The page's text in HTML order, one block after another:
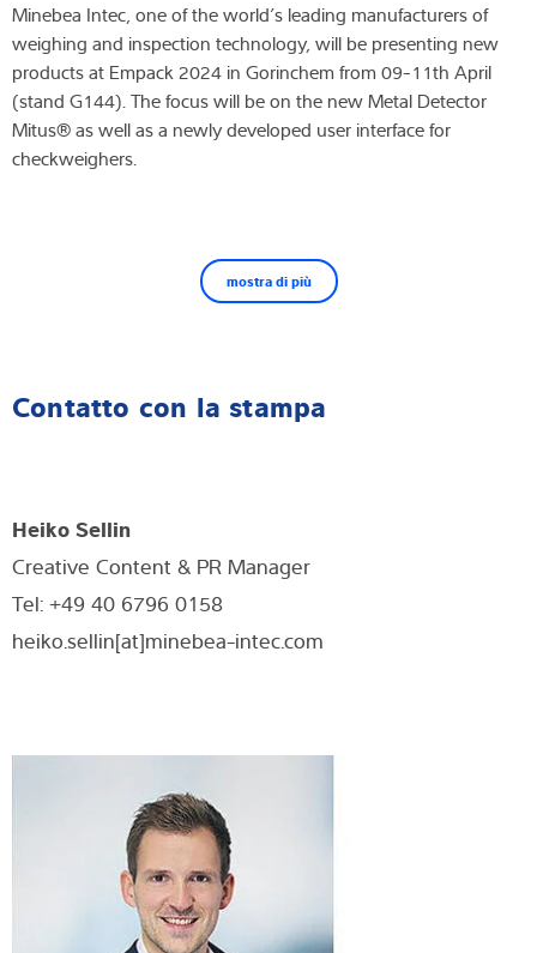
Minebea Intec, one of the world’s leading manufacturers of
weighing and inspection technology, will be presenting new
products at Empack 2024 in Gorinchem from 09-11th April
(stand G144). The focus will be on the new Metal Detector
Mitus® as well as a newly developed user interface for
checkweighers.
mostra di più
Contatto con la stampa
Heiko Sellin
Creative Content & PR Manager
Tel: +49 40 6796 0158
heiko.sellin[at]minebea-intec.com